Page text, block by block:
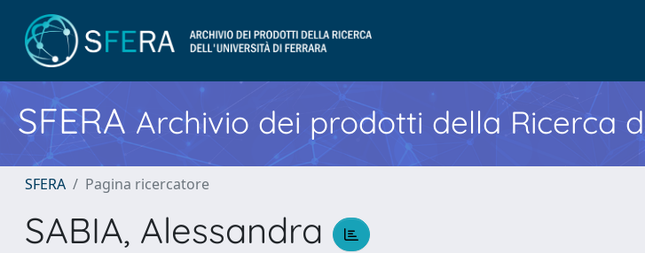
SFERA Archivio dei prodotti della Ricerca
SFERA Pagina ricercatore
SABIA, Alessandra